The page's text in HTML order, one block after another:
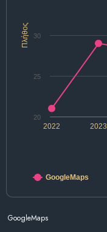
Πλήθος
2022 2023
20
30
25
GoogleMaps
GoogleMaps